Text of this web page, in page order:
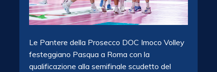
Le Pantere della Prosecco DOC Imoco Volley
festeggiano Pasqua a Roma con la
qualificazione alla semifinale scudetto del